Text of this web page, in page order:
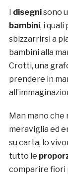
disegnisono
bambini, i
sbizzarrirsi a
bambini alla
Crotti, una
prendere in
Man mano
meraviglia ed
su carta, lo
tutto le
comparire fiori